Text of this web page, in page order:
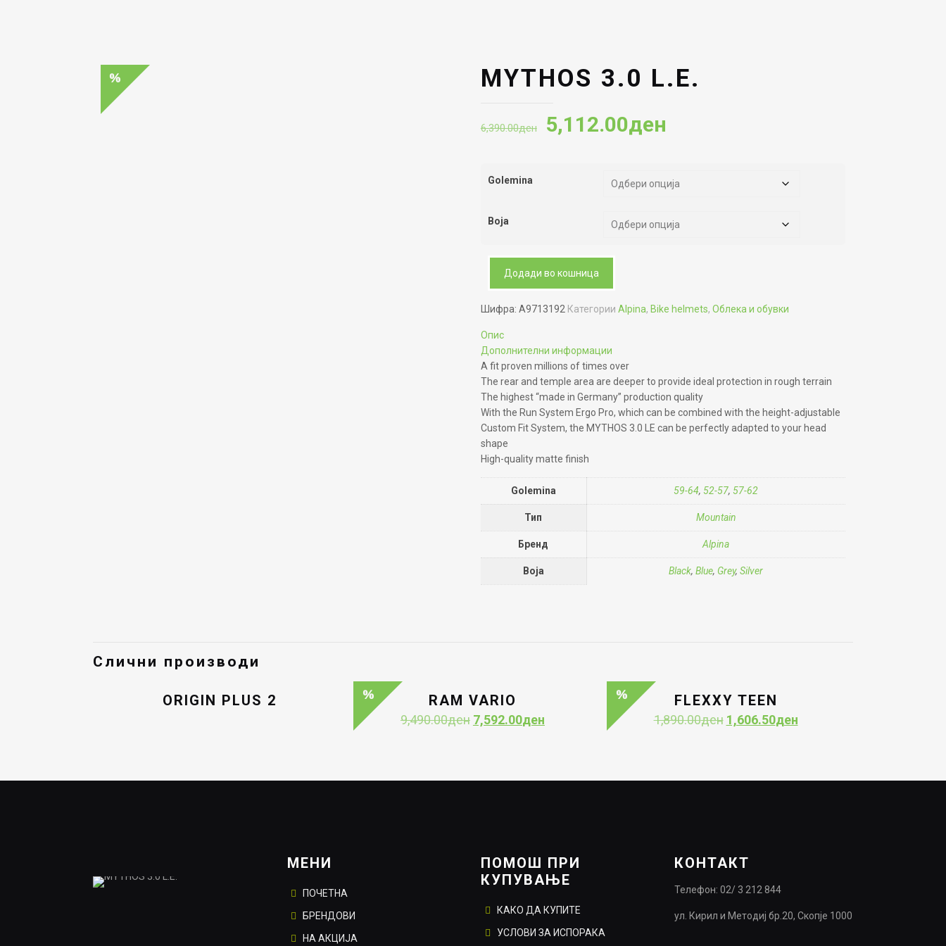
MYTHOS 3.0 L.E.
6,390.00ден
Original
6,390.00ден.
5,112.00ден
5,112.00ден.
Golemina
Boja
Додади во кошница
Шифра: A9713192 Категории Alpina, Bike helmets, Облека и обувки
Опис
Дополнителни информации
A fit proven millions of times over
The rear and temple area are deeper to provide ideal protection in rough terrain
The highest “made in Germany” production quality
With the Run System Ergo Pro, which can be combined with the height-adjustable
Custom Fit System, the MYTHOS 3.0 LE can be perfectly adapted to your head
shape
High-quality matte finish
Golemina 59-64, 52-57, 57-62
Тип Mountain
Бренд Alpina
Boja Black,Blue, Grey,Silver
Слични производи
ORIGIN PLUS 2 RAM VARIO
9,490.00ден Original
7,592.00денCurrent
FLEXXY TEEN
1,890.00ден Original
1,606.50денCurrent
МЕНИ
ПОЧЕТНА
БРЕНДОВИ
НА АКЦИЈА
ПОМОШ ПРИ
КУПУВАЊЕ
КАКО ДА КУПИТЕ
УСЛОВИ ЗА ИСПОРАКА
КОНТАКТ
Телефон: 02/ 3 212 844
ул. Кирил и Методиј бр.20, Скопје 1000